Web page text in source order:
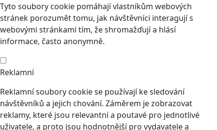
Tyto soubory cookie pomáhají vlastníkům webových
stránek porozumět tomu, jak návštěvníci interagují s
webovými stránkami tím, že shromažďují a hlásí
informace, často anonymně.
Reklamní
Reklamní soubory cookie se používají ke sledování
návštěvníků a jejich chování. Záměrem je zobrazovat
reklamy, které jsou relevantní a poutavé pro jednotlivé
uživatele, a proto jsou hodnotnější pro vydavatele a